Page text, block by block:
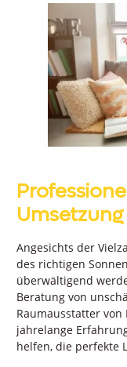
Umsetzung
Angesichts der
des richtigen
überwältigend
Beratung von
Raumausstatter
jahrelange
helfen, die perfekte